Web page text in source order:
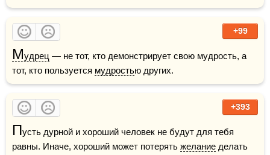
+99
Мудрец — не тот, кто демонстрирует свою мудрость, а
тот, кто пользуется мудростью других.
+393
Пусть дурной и хороший человек не будут для тебя
равны. Иначе, хороший может потерять желание делать